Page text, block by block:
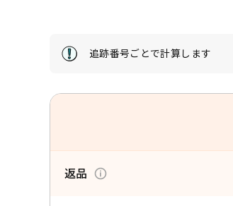
追跡番号ごとで計算します
返品